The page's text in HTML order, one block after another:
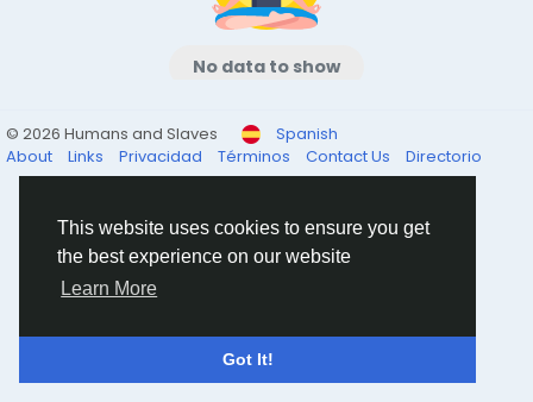
This website uses cookies to ensure you get
the best experience on our website
Learn More
Got It!
No data to show
© 2026 Humans and Slaves
Spanish
About
Links Privacidad Términos Contact Us Directorio